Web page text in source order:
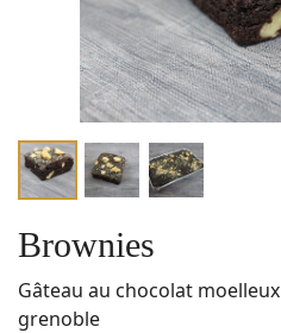
Brownies
Gâteau au chocolat
grenoble